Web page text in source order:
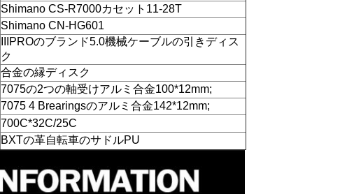
Shimano CS-R7000カセット11-28T
Shimano CN-HG601
IIIPROのブランド5.0機械ケーブルの引きディス
ク
合金の縁ディスク
7075の2つの軸受けアルミ合金100*12mm;
7075 4 Brearingsのアルミ合金142*12mm;
700C*32C/25C
BXTの革自転車のサドルPU